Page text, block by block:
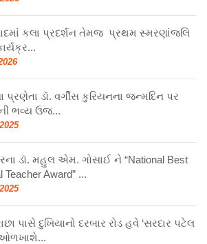
કલા પ્રદર્શન તેમજ પ્રથમ સ્મરણાંજલિ
ડૉ. વર્ગીસ કુરિયનના જન્મદિન પર
ભવ્ય ઉજ...
ડૉ. મહુલ એમ. ગોસાઈ ને “National Best
Teacher Award” ...
પાસે દુખિયાનો દરબાર રોડ હવે ‘સરદાર પટેલ
ઓળખાશે...